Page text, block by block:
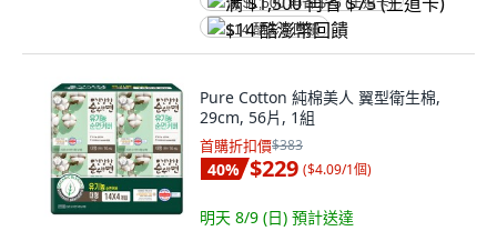
满 $1,500 再省 $75 (王道卡)
$14 酷澎幣回饋
Pure Cotton 純棉美人 翼型衛生棉,
29cm, 56片, 1組
首購折扣價$383
40% $229 ($4.09/1個)
明天 8/9 (日) 預計送達